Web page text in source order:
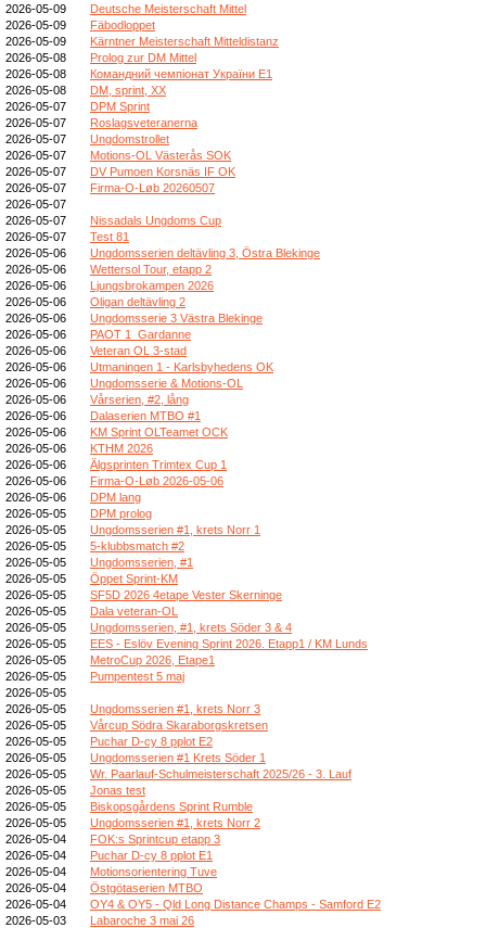
2026-05-09
Deutsche Meisterschaft Mittel
2026-05-09
Fäbodloppet
2026-05-09
Kärntner Meisterschaft Mitteldistanz
2026-05-08
Prolog zur DM Mittel
2026-05-08
Командний чемпіонат України E1
2026-05-08
DM, sprint, XX
2026-05-07
DPM Sprint
2026-05-07
Roslagsveteranerna
2026-05-07
Ungdomstrollet
2026-05-07
Motions-OL Västerås SOK
2026-05-07
DV Pumoen Korsnäs IF OK
2026-05-07
Firma-O-Løb 20260507
2026-05-07
2026-05-07
Nissadals Ungdoms Cup
2026-05-07
Test 81
2026-05-06
Ungdomsserien deltävling 3, Östra Blekinge
2026-05-06
Wettersol Tour, etapp 2
2026-05-06
Ljungsbrokampen 2026
2026-05-06
Oligan deltävling 2
2026-05-06
Ungdomsserie 3 Västra Blekinge
2026-05-06
PAOT 1_Gardanne
2026-05-06
Veteran OL 3-stad
2026-05-06
Utmaningen 1 - Karlsbyhedens OK
2026-05-06
Ungdomsserie & Motions-OL
2026-05-06
Vårserien, #2, lång
2026-05-06
Dalaserien MTBO #1
2026-05-06
KM Sprint OLTeamet OCK
2026-05-06
KTHM 2026
2026-05-06
Älgsprinten Trimtex Cup 1
2026-05-06
Firma-O-Løb 2026-05-06
2026-05-06
DPM lang
2026-05-05
DPM prolog
2026-05-05
Ungdomsserien #1, krets Norr 1
2026-05-05
5-klubbsmatch #2
2026-05-05
Ungdomsserien, #1
2026-05-05
Öppet Sprint-KM
2026-05-05
SF5D 2026 4etape Vester Skerninge
2026-05-05
Dala veteran-OL
2026-05-05
Ungdomsserien, #1, krets Söder 3 & 4
2026-05-05
EES - Eslöv Evening Sprint 2026. Etapp1 / KM Lunds
2026-05-05
MetroCup 2026, Etape1
2026-05-05
Pumpentest 5 maj
2026-05-05
2026-05-05
Ungdomsserien #1, krets Norr 3
2026-05-05
Vårcup Södra Skaraborgskretsen
2026-05-05
Puchar D-cy 8 pplot E2
2026-05-05
Ungdomsserien #1 Krets Söder 1
2026-05-05
Wr. Paarlauf-Schulmeisterschaft 2025/26 - 3. Lauf
2026-05-05
Jonas test
2026-05-05
Biskopsgårdens Sprint Rumble
2026-05-05
Ungdomsserien #1, krets Norr 2
2026-05-04
FOK:s Sprintcup etapp 3
2026-05-04
Puchar D-cy 8 pplot E1
2026-05-04
Motionsorientering Tuve
2026-05-04
Östgötaserien MTBO
2026-05-04
OY4 & OY5 - Qld Long Distance Champs - Samford E2
2026-05-03
Labaroche 3 mai 26